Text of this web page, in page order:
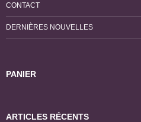
CONTACT
DERNIÈRES NOUVELLES
PANIER
ARTICLES RÉCENTS